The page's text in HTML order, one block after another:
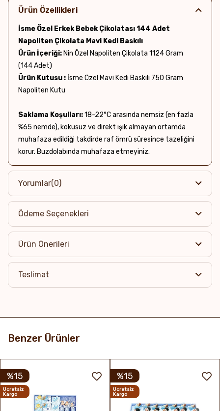
Ürün Özellikleri
İsme Özel Erkek Bebek Çikolatası 144 Adet
Napoliten Çikolata Mavi Kedi Baskılı
Ürün İçeriği: Nin Özel Napoliten Çikolata 1124 Gram
(144 Adet)
Ürün Kutusu : İsme Özel Mavi Kedi Baskılı 750 Gram
Napoliten Kutu
Saklama Koşulları:18-22°C arasında nemsiz (en fazla
%65 nemde), kokusuz ve direkt ışık almayan ortamda
muhafaza edildiği takdirde raf ömrü süresince tazeliğini
korur. Buzdolabında muhafaza etmeyiniz.
Yorumlar(0)
Ödeme Seçenekleri
Ürün Önerileri
Teslimat
Benzer Ürünler
%15
Ücretsiz
Kargo
%15
Ücretsiz
Kargo